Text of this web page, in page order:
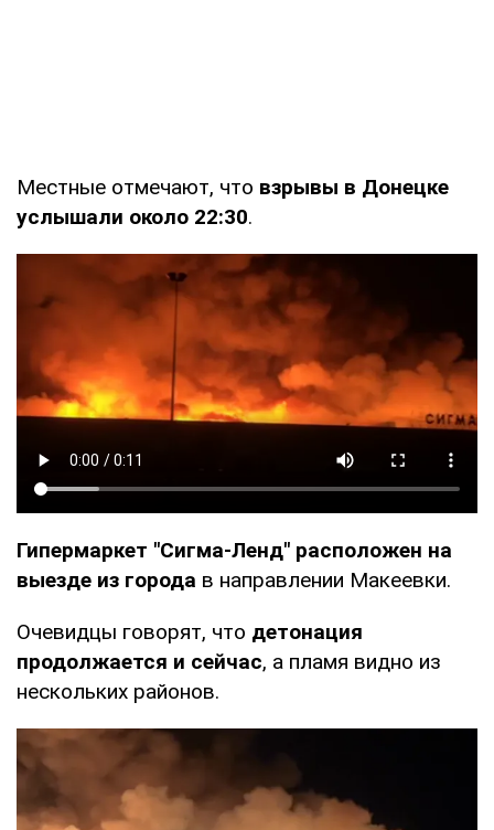
Местные отмечают, что взрывы в Донецке
услышали около 22:30.
Гипермаркет "Сигма-Ленд" расположен на
выезде из города в направлении Макеевки.
Очевидцы говорят, что детонация
продолжается и сейчас, а пламя видно из
нескольких районов.